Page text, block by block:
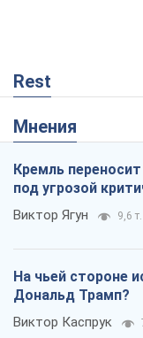
Rest
Мнения
Кремль
под угрозой
Виктор Ягун 9,6 т.
На чьей стороне
Дональд Трамп?
Виктор Каспрук